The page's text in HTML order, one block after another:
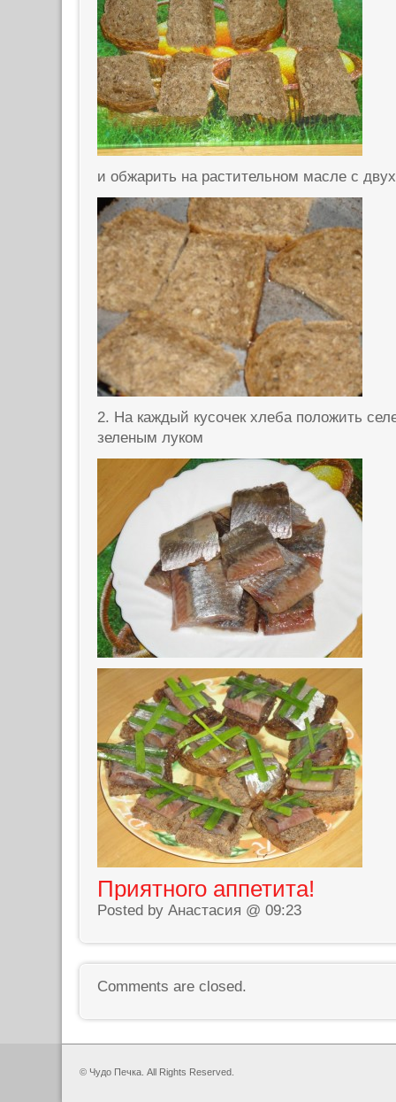
и обжарить на растительном масле с
2. На каждый кусочек хлеба положить
зеленым луком
Приятного аппетита!
Posted by Анастасия @ 09:23
Comments are closed.
© Чудо Печка. All Rights Reserved.